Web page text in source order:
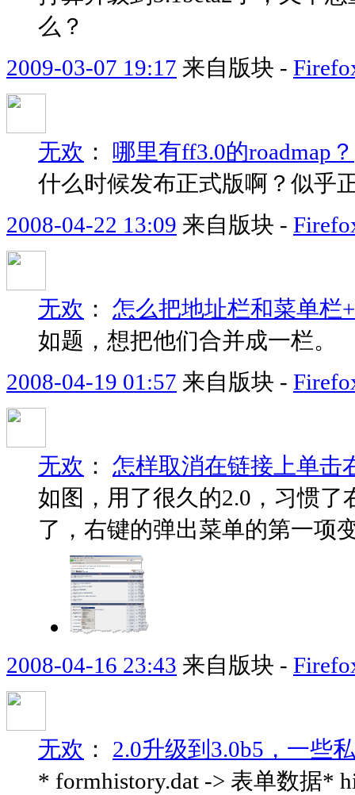
么？
2009-03-07 19:17 来自版块 -
无欢 ： 哪里有ff3.0的roadmap？
什么时候发布正式版啊？似乎
2008-04-22 13:09 来自版块 -
无欢 ： 怎么把地址栏和菜单栏
如题，想把他们合并成一栏。
2008-04-19 01:57 来自版块 -
无欢 ： 怎样取消在链接上单击
如图，用了很久的2.0，习惯了
了，右键的弹出菜单的第一项
2008-04-16 23:43 来自版块 -
无欢 ： 2.0升级到3.0b5，一些
* formhistory.dat -> 表单数据*